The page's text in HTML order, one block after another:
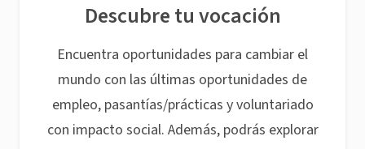
Descubre tu vocación
Encuentra oportunidades para cambiar el
mundo con las últimas oportunidades de
empleo, pasantías/prácticas y voluntariado
con impacto social. Además, podrás explorar